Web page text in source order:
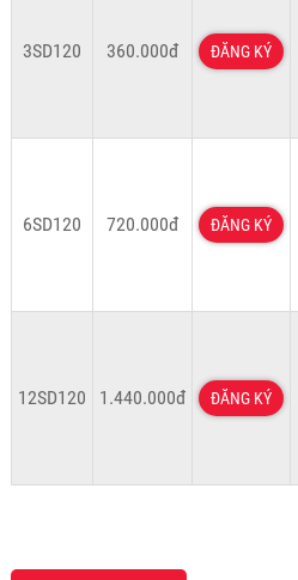
3SD120 360.000đ ĐĂNG KÝ
6SD120 720.000đ ĐĂNG KÝ
12SD120 1.440.000đ ĐĂNG KÝ